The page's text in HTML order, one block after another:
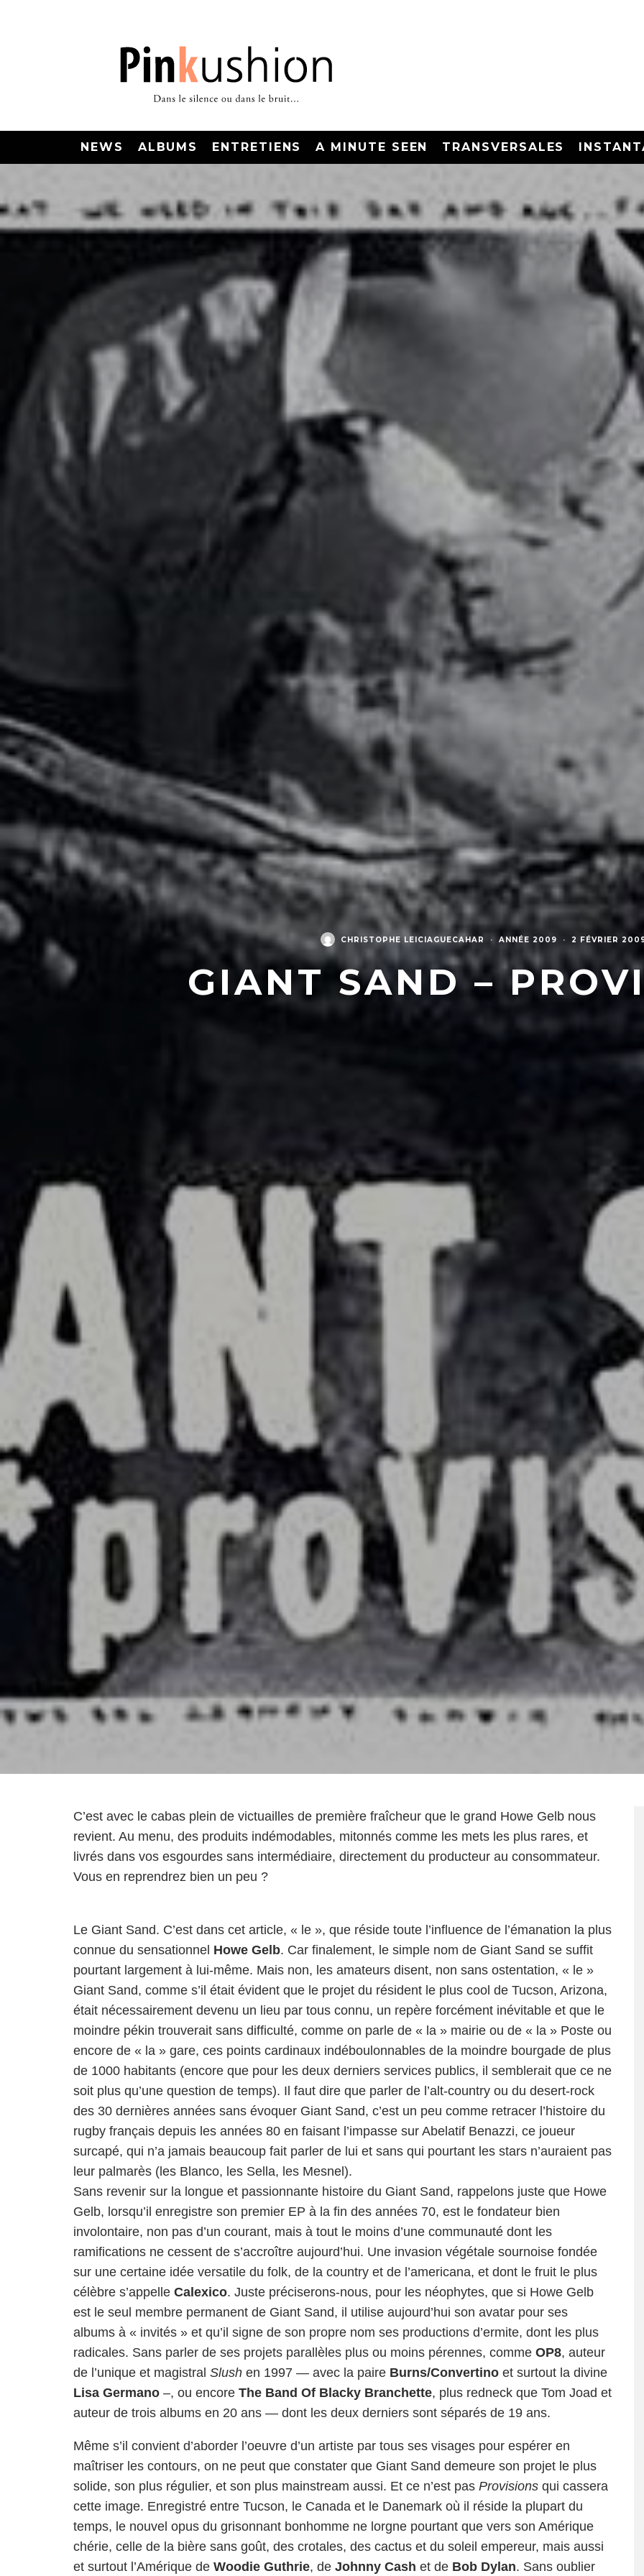
NEWS ALBUMS ENTRETIENS A MINUTE SEEN TRANSVERSALES
CHRISTOPHE LEICIAGUECAHAR · ANNÉE 2009 · 2 FÉVRIER
GIANT SAND –
C’est avec le cabas plein de victuailles de première fraîcheur que le grand Howe Gelb nous
revient. Au menu, des produits indémodables, mitonnés comme les mets les plus rares, et
livrés dans vos esgourdes sans intermédiaire, directement du producteur au consommateur.
Vous en reprendrez bien un peu ?
Le Giant Sand. C’est dans cet article, « le », que réside toute l’influence de l’émanation la plus
connue du sensationnel Howe Gelb. Car finalement, le simple nom de Giant Sand se suffit
pourtant largement à lui-même. Mais non, les amateurs disent, non sans ostentation, « le »
Giant Sand, comme s’il était évident que le projet du résident le plus cool de Tucson, Arizona,
était nécessairement devenu un lieu par tous connu, un repère forcément inévitable et que le
moindre pékin trouverait sans difficulté, comme on parle de « la » mairie ou de « la » Poste ou
encore de « la » gare, ces points cardinaux indéboulonnables de la moindre bourgade de plus
de 1000 habitants (encore que pour les deux derniers services publics, il semblerait que ce ne
soit plus qu’une question de temps). Il faut dire que parler de l’alt-country ou du desert-rock
des 30 dernières années sans évoquer Giant Sand, c’est un peu comme retracer l’histoire du
rugby français depuis les années 80 en faisant l’impasse sur Abelatif Benazzi, ce joueur
surcapé, qui n’a jamais beaucoup fait parler de lui et sans qui pourtant les stars n’auraient pas
leur palmarès (les Blanco, les Sella, les Mesnel).
Sans revenir sur la longue et passionnante histoire du Giant Sand, rappelons juste que Howe
Gelb, lorsqu’il enregistre son premier EP à la fin des années 70, est le fondateur bien
involontaire, non pas d’un courant, mais à tout le moins d’une communauté dont les
ramifications ne cessent de s’accroître aujourd’hui. Une invasion végétale sournoise fondée
sur une certaine idée versatile du folk, de la country et de l’americana, et dont le fruit le plus
célèbre s’appelle Calexico. Juste préciserons-nous, pour les néophytes, que si Howe Gelb
est le seul membre permanent de Giant Sand, il utilise aujourd’hui son avatar pour ses
albums à « invités » et qu’il signe de son propre nom ses productions d’ermite, dont les plus
radicales. Sans parler de ses projets parallèles plus ou moins pérennes, comme OP8, auteur
de l’unique et magistral Slush en 1997 — avec la paire Burns/Convertino et surtout la divine
Lisa Germano –, ou encore The Band Of Blacky Branchette, plus redneck que Tom Joad et
auteur de trois albums en 20 ans — dont les deux derniers sont séparés de 19 ans.
Même s’il convient d’aborder l’oeuvre d’un artiste par tous ses visages pour espérer en
maîtriser les contours, on ne peut que constater que Giant Sand demeure son projet le plus
solide, son plus régulier, et son plus mainstream aussi. Et ce n’est pas Provisions qui cassera
cette image. Enregistré entre Tucson, le Canada et le Danemark où il réside la plupart du
temps, le nouvel opus du grisonnant bonhomme ne lorgne pourtant que vers son Amérique
chérie, celle de la bière sans goût, des crotales, des cactus et du soleil empereur, mais aussi
et surtout l’Amérique de Woodie Guthrie, de Johnny Cash et de Bob Dylan. Sans oublier